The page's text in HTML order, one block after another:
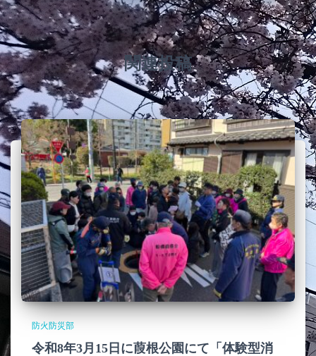
関連投稿
防火防災部
令和8年3月15日に葭根公園にて「体験型消